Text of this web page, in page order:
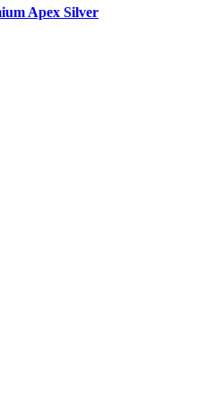
Apex Silver